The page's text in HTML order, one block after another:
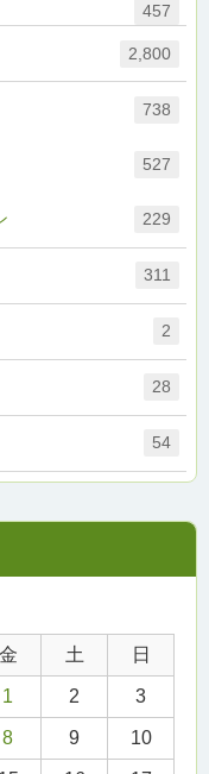
54
457
311
2
2,800
738
229
527
28
金 土 日
1 2 3
8 9 10